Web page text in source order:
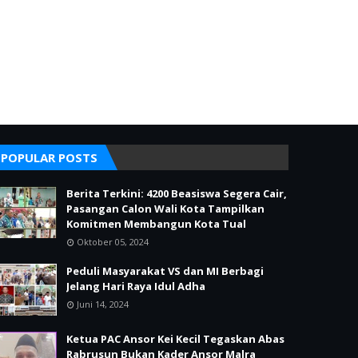
POPULAR POSTS
Berita Terkini: 4200 Beasiswa Segera Cair,
Pasangan Calon Wali Kota Tampilkan
Komitmen Membangun Kota Tual
Oktober 05, 2024
Peduli Masyarakat VS dan MI Berbagi
Jelang Hari Raya Idul Adha
Juni 14, 2024
Ketua PAC Ansor Kei Kecil Tegaskan Abas
Rabrusun Bukan Kader Ansor Malra